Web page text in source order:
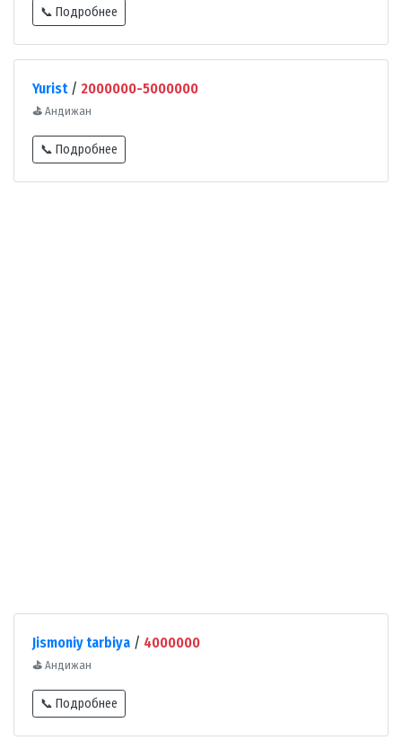
📞 Подробнее
Yurist/ 2000000-5000000
⛳ Андижан
📞 Подробнее
Jismoniy tarbiya / 4000000
⛳ Андижан
📞 Подробнее